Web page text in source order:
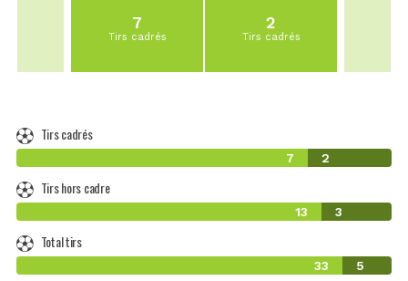
7
Tirs cadrés
2
Tirs cadrés
Tirs cadrés
7 2
Tirs hors cadre
13 3
Total tirs
33 5